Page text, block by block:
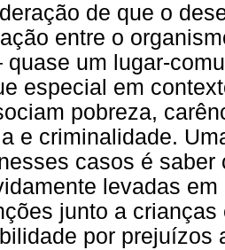
de que o
entre o
um lugar-
especial em
pobreza,
e criminalidade.
casos é
levadas
junto a
por prejuízos